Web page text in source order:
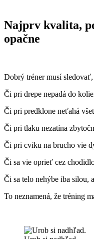
Najprv kvalita,
opačne
Dobrý tréner musí
Či pri drepe nepadá do
Či pri predklone neťahá
Či pri tlaku nezatína
Či pri cviku na brucho vie
Či sa vie oprieť cez
Či sa telo nehýbe iba silou,
To neznamená, že tréning